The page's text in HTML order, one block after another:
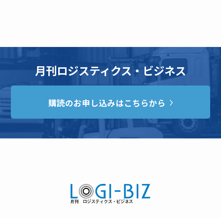
月刊ロジスティクス・ビジネス
購読のお申し込みはこちらから